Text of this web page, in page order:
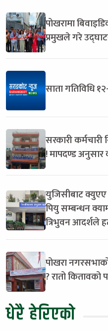
पोखरामा
प्रमुखले गरे
साता गतिविधि
सरकारी
! मापदण्ड
युजिसीबाट क्युएए
पियु सम्बन्धन
त्रिभुवन आदर्शले
पोखरा
? रातो
धेरै हेरिएको